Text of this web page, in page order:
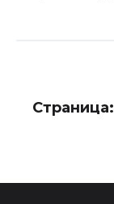
Страница: